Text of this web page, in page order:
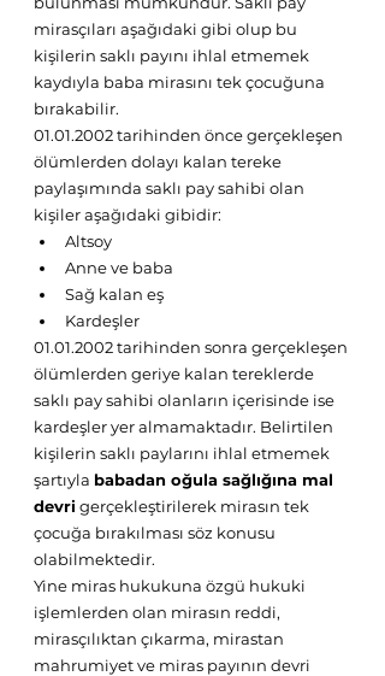
mirasçıları aşağıdaki gibi olup bu
kişilerin saklı payını ihlal etmemek
kaydıyla baba mirasını tek çocuğuna
bırakabilir.
01.01.2002 tarihinden önce gerçekleşen
ölümlerden dolayı kalan tereke
paylaşımında saklı pay sahibi olan
kişiler aşağıdaki gibidir:
Altsoy
Anne ve baba
Sağ kalan eş
Kardeşler
01.01.2002 tarihinden sonra gerçekleşen
ölümlerden geriye kalan tereklerde
saklı pay sahibi olanların içerisinde ise
kardeşler yer almamaktadır. Belirtilen
kişilerin saklı paylarını ihlal etmemek
şartıyla babadan oğula sağlığına mal
devri gerçekleştirilerek mirasın tek
çocuğa bırakılması söz konusu
olabilmektedir.
Yine miras hukukuna özgü hukuki
işlemlerden olan mirasın reddi,
mirasçılıktan çıkarma, mirastan
mahrumiyet ve miras payının devri